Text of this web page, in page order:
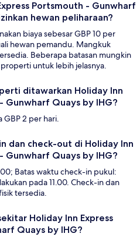
Portsmouth - Gunwharf
hewan peliharaan?
biaya sebesar GBP 10 per
hewan pemandu. Mangkuk
Beberapa batasan mungkin
untuk lebih jelasnya.
ditawarkan Holiday Inn
Gunwharf Quays by IHG?
GBP 2 per hari.
dan check-out di Holiday Inn
Gunwharf Quays by IHG?
Batas waktu check-in pukul:
pada 11.00. Check-in dan
tersedia.
Holiday Inn Express
Quays by IHG?